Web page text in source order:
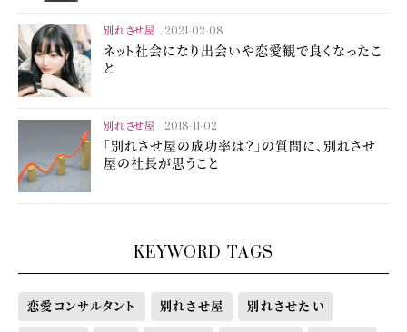
別れさせ屋 2021-02-08
ネット社会になり出会いや恋愛観で良くなったこ
と
別れさせ屋 2018-11-02
「別れさせ屋の成功率は？」の質問に、別れさせ
屋の社長が思うこと
KEYWORD TAGS
恋愛コンサルタント 別れさせ屋 別れさせたい